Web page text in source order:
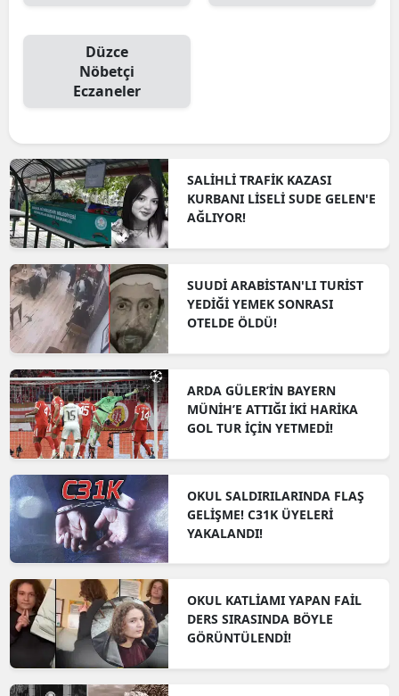
Düzce
Nöbetçi
Eczaneler
SALİHLİ TRAFİK KAZASI
KURBANI LİSELİ SUDE GELEN'E
AĞLIYOR!
SUUDİ ARABİSTAN'LI TURİST
YEDİĞİ YEMEK SONRASI
OTELDE ÖLDÜ!
ARDA GÜLER’İN BAYERN
MÜNİH’E ATTIĞI İKİ HARİKA
GOL TUR İÇİN YETMEDİ!
OKUL SALDIRILARINDA FLAŞ
GELİŞME! C31K ÜYELERİ
YAKALANDI!
OKUL KATLİAMI YAPAN FAİL
DERS SIRASINDA BÖYLE
GÖRÜNTÜLENDİ!